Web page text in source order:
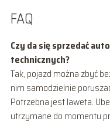
FAQ
Czy da się sprzedać
technicznych?
Tak, pojazd można zbyć
nim samodzielnie
Potrzebna jest laweta.
utrzymane do momentu